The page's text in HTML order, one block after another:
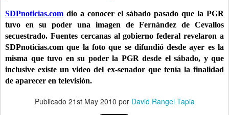
SDPnoticias.com dio a conocer el sábado pasado que la PGR
tuvo en su poder una imagen de Fernández de Cevallos
secuestrado. Fuentes cercanas al gobierno federal revelaron a
SDPnoticias.com que la foto que se difundió desde ayer es la
misma que tuvo en su poder la PGR desde el sábado, y que
inclusive existe un video del ex-senador que tenía la finalidad
de aparecer en televisión.
Publicado 21st May 2010 por David Rangel Tapia